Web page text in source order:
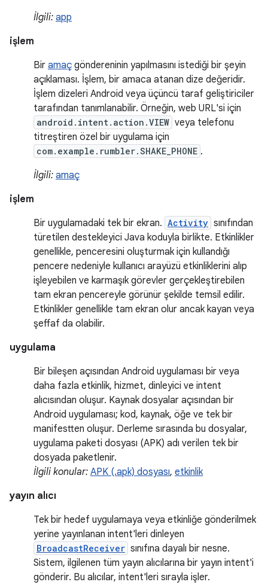
İlgili: app
işlem
Bir amaç göndereninin yapılmasını istediği bir şeyin
açıklaması. İşlem, bir amaca atanan dize değeridir.
İşlem dizeleri Android veya üçüncü taraf geliştiriciler
tarafından tanımlanabilir. Örneğin, web URL'si için
android.intent.action.VIEW veya telefonu
titreştiren özel bir uygulama için
com.example.rumbler.SHAKE_PHONE .
İlgili: amaç
işlem
Bir uygulamadaki tek bir ekran. Activity sınıfından
türetilen destekleyici Java koduyla birlikte. Etkinlikler
genellikle, penceresini oluşturmak için kullandığı
pencere nedeniyle kullanıcı arayüzü etkinliklerini alıp
işleyebilen ve karmaşık görevler gerçekleştirebilen
tam ekran pencereyle görünür şekilde temsil edilir.
Etkinlikler genellikle tam ekran olur ancak kayan veya
şeffaf da olabilir.
uygulama
Bir bileşen açısından Android uygulaması bir veya
daha fazla etkinlik, hizmet, dinleyici ve intent
alıcısından oluşur. Kaynak dosyalar açısından bir
Android uygulaması; kod, kaynak, öğe ve tek bir
manifestten oluşur. Derleme sırasında bu dosyalar,
uygulama paketi dosyası (APK) adı verilen tek bir
dosyada paketlenir.
İlgili konular: APK (.apk) dosyası, etkinlik
yayın alıcı
Tek bir hedef uygulamaya veya etkinliğe gönderilmek
yerine yayınlanan intent'leri dinleyen
BroadcastReceiver sınıfına dayalı bir nesne.
Sistem, ilgilenen tüm yayın alıcılarına bir yayın intent'i
gönderir. Bu alıcılar, intent'leri sırayla işler.